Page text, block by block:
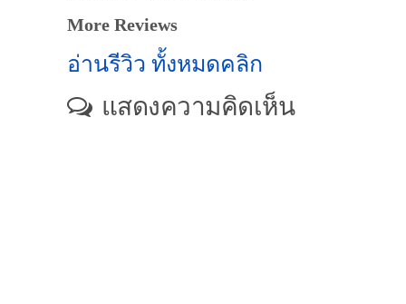
More Reviews
อ่านรีวิว ทั้งหมดคลิก
แสดงความคิดเห็น